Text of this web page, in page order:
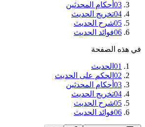
03 أحكام المحدثين
04تخريج الحديث
05شرح الحديث
06فوائد الحديث
في هذه الصفحة
01 الحديث
02 الحكم على الحديث
03 أحكام المحدثين
04تخريج الحديث
05شرح الحديث
06فوائد الحديث